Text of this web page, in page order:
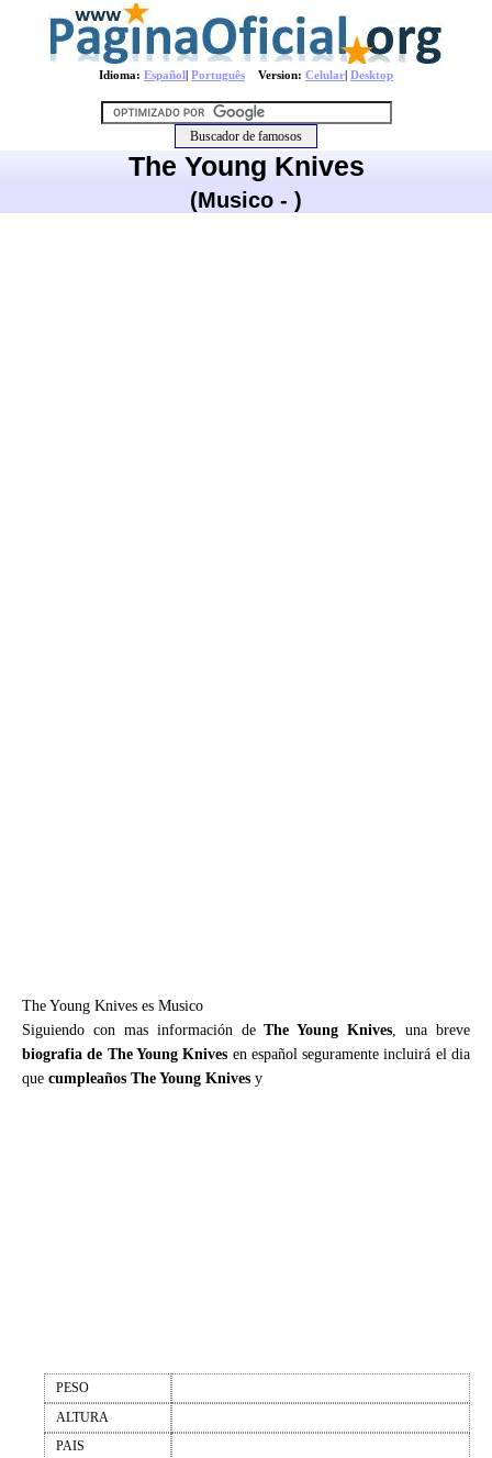
Idioma: Español| Português Version: Celular| Desktop
The Young Knives
(Musico - )
The Young Knives es Musico
Siguiendo con mas información deThe Young Knives, una breve
biografia de The Young Knives en español seguramente incluirá el dia
que cumpleaños The Young Knives y
PESO
ALTURA
PAIS